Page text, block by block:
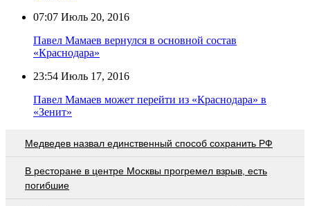
07:07 Июль 20, 2016
Павел Мамаев вернулся в основной состав
«Краснодара»
23:54 Июль 17, 2016
Павел Мамаев может перейти из «Краснодара» в
«Зенит»
Медведев назвал единственный способ сохранить РФ
В ресторане в центре Москвы прогремел взрыв, есть
погибшие